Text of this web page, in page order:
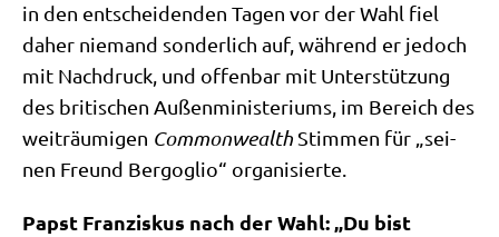
in den ent­schei­den­den Tagen vor der Wahl fiel
daher nie­mand son­der­lich auf, wäh­rend er jedoch
mit Nach­druck, und offen­bar mit Unter­stüt­zung
des bri­ti­schen Außen­mi­ni­ste­ri­ums, im Bereich des
weit­räu­mi­gen Com­mon­wealth Stim­men für „sei­
nen Freund Berg­o­glio“ organisierte.
Papst Fran­zis­kus nach der Wahl: „Du bist